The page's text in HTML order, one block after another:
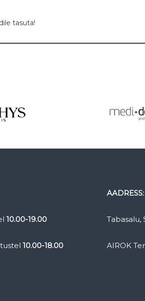
tasuta!
10.00-19.00
10.00-18.00
AADRESS:
Tabasalu,
AIROK